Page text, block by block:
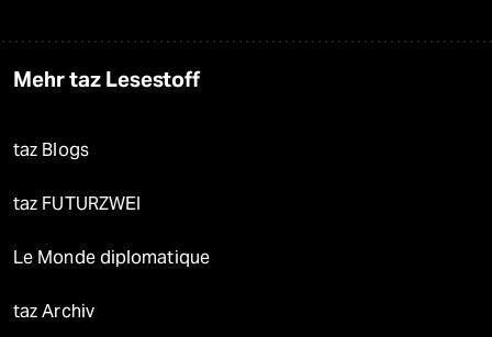
Mehr taz Lesestoff
taz Blogs
taz FUTURZWEI
Le Monde diplomatique
taz Archiv